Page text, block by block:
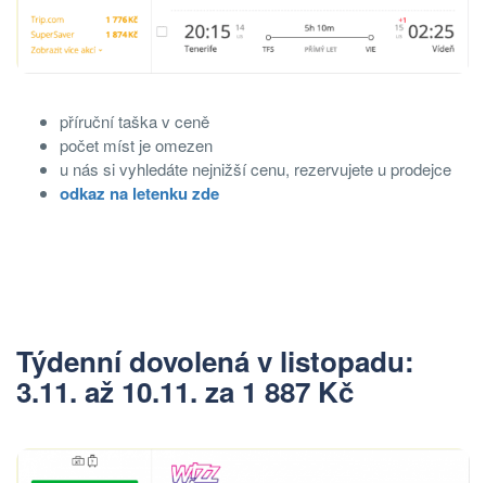
příruční taška v ceně
počet míst je omezen
u nás si vyhledáte nejnižší cenu, rezervujete u prodejce
odkaz na letenku zde
Týdenní dovolená v listopadu:
3.11. až 10.11. za 1 887 Kč